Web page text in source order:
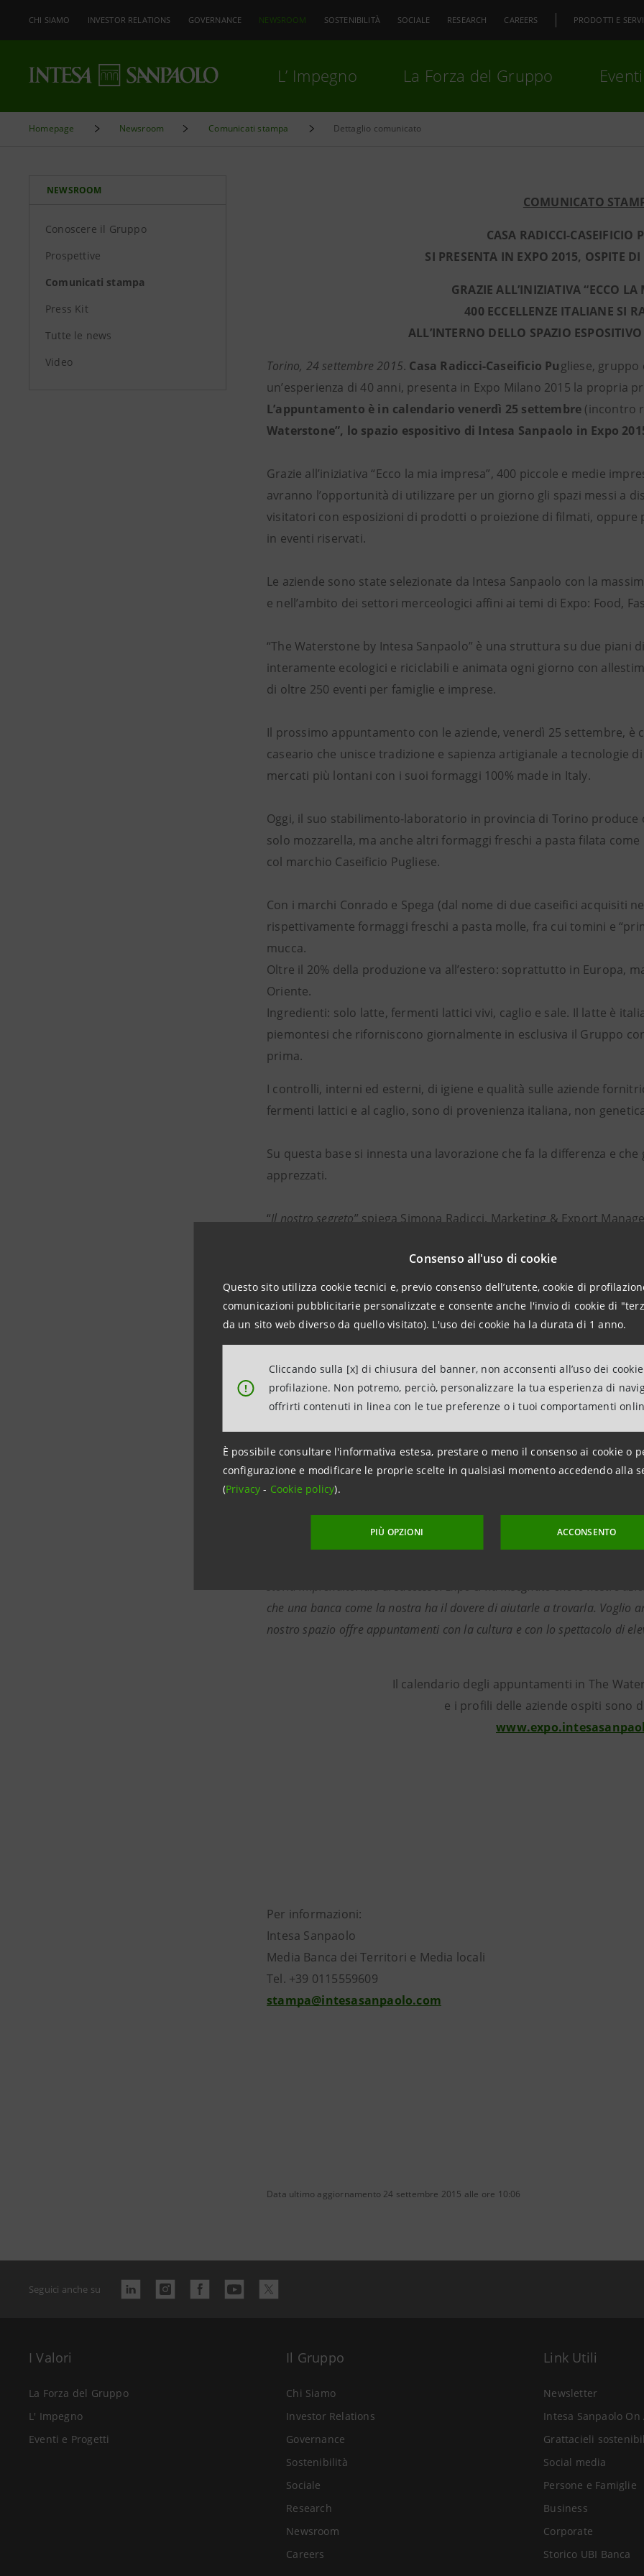
Consenso all'uso di cookie
Questo sito utilizza cookie tecnici e, previo consenso dell’utente, cookie di
comunicazioni pubblicitarie personalizzate e consente anche l'invio di cookie di
da un sito web diverso da quello visitato). L'uso dei cookie ha la durata di 1 anno.
!
Cliccando sulla [x] di chiusura del banner, non acconsenti all’uso dei
profilazione. Non potremo, perciò, personalizzare la tua esperienza di
offrirti contenuti in linea con le tue preferenze o i tuoi comportamenti
È possibile consultare l'informativa estesa, prestare o meno il consenso ai cookie o
configurazione e modificare le proprie scelte in qualsiasi momento accedendo alla
(Privacy- Cookie policy).
PIÙ OPZIONI ACCONSENTO
CHI SIAMO INVESTOR RELATIONS GOVERNANCE NEWSROOM SOSTENIBILITÀ SOCIALE RESEARCH CAREERS PRODOTTI E
L’ Impegno La Forza del Gruppo
Homepage Newsroom Comunicati stampa Dettaglio comunicato
NEWSROOM
Conoscere il Gruppo
Prospettive
Comunicati stampa
Press Kit
Tutte le news
Video
COMUNICATO
CASA RADICCI-CASEIFICIO
SI PRESENTA IN EXPO 2015, OSPITE
GRAZIE ALL’INIZIATIVA “ECCO LA
400 ECCELLENZE ITALIANE SI
ALL’INTERNO DELLO SPAZIO
Torino, 24 settembre 2015. Casa Radicci-Caseificio Pugliese,
un’esperienza di 40 anni, presenta in Expo Milano 2015 la propria
L’appuntamento è in calendario venerdì 25 settembre (incontro
Waterstone”, lo spazio espositivo di Intesa Sanpaolo in Expo
Grazie all’iniziativa “Ecco la mia impresa”, 400 piccole e medie
avranno l’opportunità di utilizzare per un giorno gli spazi messi a
visitatori con esposizioni di prodotti o proiezione di filmati,
in eventi riservati.
Le aziende sono state selezionate da Intesa Sanpaolo con la
e nell’ambito dei settori merceologici affini ai temi di Expo: Food,
“The Waterstone by Intesa Sanpaolo” è una struttura su due piani
interamente ecologici e riciclabili e animata ogni giorno con
di oltre 250 eventi per famiglie e imprese.
Il prossimo appuntamento con le aziende, venerdì 25 settembre, è
caseario che unisce tradizione e sapienza artigianale a tecnologie
mercati più lontani con i suoi formaggi 100% made in Italy.
Oggi, il suo stabilimento-laboratorio in provincia di Torino produce
solo mozzarella, ma anche altri formaggi freschi a pasta filata
col marchio Caseificio Pugliese.
Con i marchi Conrado e Spega (dal nome di due caseifici acquisiti
rispettivamente formaggi freschi a pasta molle, fra cui tomini e
mucca.
Oltre il 20% della produzione va all’estero: soprattutto in Europa,
Oriente.
Ingredienti: solo latte, fermenti lattici vivi, caglio e sale. Il latte è
piemontesi che riforniscono giornalmente in esclusiva il Gruppo
prima.
I controlli, interni ed esterni, di igiene e qualità sulle aziende
fermenti lattici e al caglio, sono di provenienza italiana, non
Su questa base si innesta una lavorazione che fa la differenza e
apprezzati.
“Il nostro segreto” spiega Simona Radicci, Marketing & Export
e tecnologie produttive d’avanguardia che ci consentono di mantenere
L’azienda vanta le più importanti certificazioni di qualità nazionali e
Che tradizione ed esperienza siano i punti forti del Gruppo è
Radicci, originaria di Gioia del Colle, in Puglia, patria di nobili
Piemonte, dove comincia a lavorare unendo appunto la tradizione e
latte piemontese.
Maggiori informazioni sul sitowww.caseificiopugliese.com.
***
«Con The Waterstone abbiamo sviluppato uno spazio espositivo aperto
cui le 400 imprese ospiti possono raccontarsi, incontrare altre realtà
Da maggio ad oggi,
per dimensioni e settori merceologici, ma che condividono una
storia imprenditoriale di successo. Expo ci ha insegnato che le nostre
che una banca come la nostra ha il dovere di aiutarle a trovarla. Voglio
nostro spazio offre appuntamenti con la cultura e con lo spettacolo di
Il calendario degli appuntamenti in The
e i profili delle aziende ospiti sono
Per informazioni:
Intesa Sanpaolo
Media Banca dei Territori e Media locali
Tel. +39 0115559609
stampa@intesasanpaolo.com
Data ultimo aggiornamento 24 settembre 2015 alle ore 10:06
Seguici anche su
I Valori
La Forza del Gruppo
L' Impegno
Eventi e Progetti
Il Gruppo
Chi Siamo
Investor Relations
Governance
Sostenibilità
Sociale
Research
Newsroom
Careers
Link Utili
Newsletter
Intesa Sanpaolo On
Grattacieli
Social media
Persone e Famiglie
Business
Corporate
Storico UBI Banca